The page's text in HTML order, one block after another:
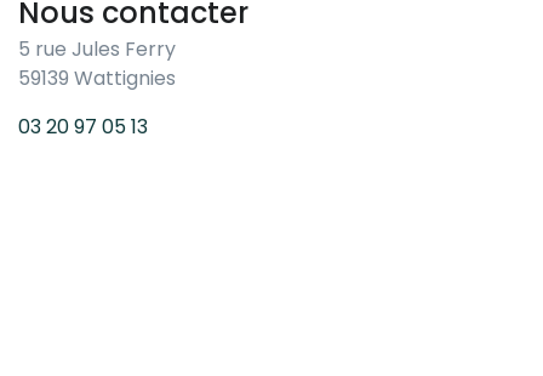
Nous contacter
5 rue Jules Ferry
59139 Wattignies
03 20 97 05 13